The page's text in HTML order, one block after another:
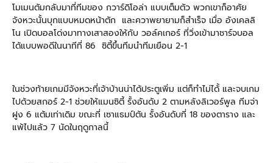
โมเมนตัมกลับมาที่ทีมของ กวาร์ดิโอล่า แบบเต็มตัว พวกเขาก็อาศัย
จังหวะนั้นบุกแบบหมดหน้าตัก และควาพยายามก็สำเร็จ เมื่อ อังเคลลิ
โน เปิดบอลโด่งมาทางเสาสองให้กับ วอล์คเกอร์ ที่วิ่งเข้ามาชาร์จบอล
ได้แบบพอดีในนาทีที่ 86 ซิตี้ขึ้นทีมนำทีมเยือน 2-1
ในช่วงท้ายเกมมีจังหวะที่เจ้าบ้านน่าได้ประตูเพิ่ม แต่ก็ทำไม่ได้้ และจบเกม
ไปด้วยสกอร์ 2-1 ช่วยให้แมนซิตี้ รั้งอันดับ 2 ตามหลังลิเวอร์พูล ทีมจ่า
ฝูง 6 แต้มเท่าเดิม ขณะที่ เซาแธมป์ตัน รั้งอันดับที่ 18 ของตาราง และ
แพ้ไปแล้ว 7 นัดในฤดูกาลนี้